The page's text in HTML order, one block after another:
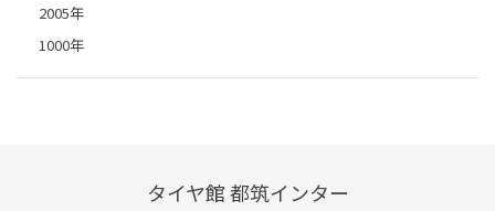
2005年
1000年
タイヤ館 都筑インター